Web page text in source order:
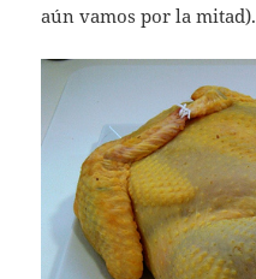
aún vamos por la mitad).